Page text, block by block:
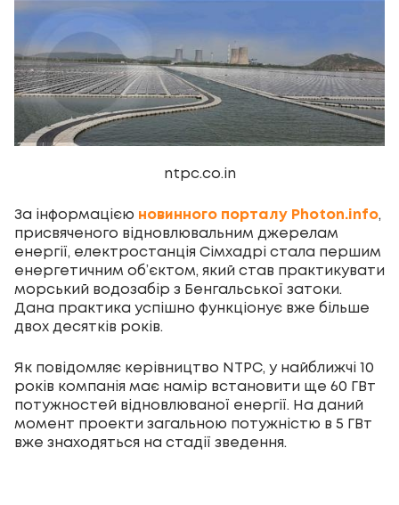
ntpc.co.in
За інформацією новинного порталу Photon.info,
присвяченого відновлювальним джерелам
енергії, електростанція Сімхадрі стала першим
енергетичним об’єктом, який став практикувати
морський водозабір з Бенгальської затоки.
Дана практика успішно функціонує вже більше
двох десятків років.
Як повідомляє керівництво NTPC, у найближчі 10
років компанія має намір встановити ще 60 ГВт
потужностей відновлюваної енергії. На даний
момент проекти загальною потужністю в 5 ГВт
вже знаходяться на стадії зведення.